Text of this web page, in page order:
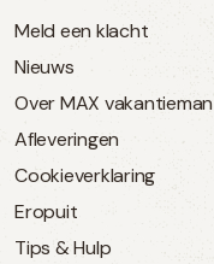
Meld een klacht
Nieuws
Over MAX vakantieman
Afleveringen
Cookieverklaring
Eropuit
Tips & Hulp